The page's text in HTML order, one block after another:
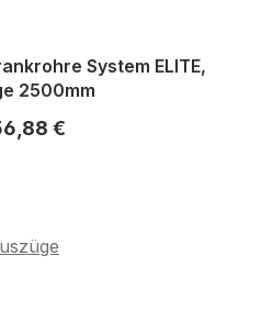
System ELITE,
2500mm
Preis:
€